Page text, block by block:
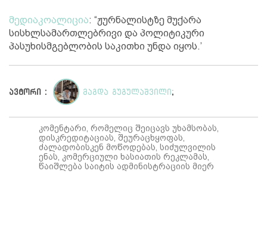
მედიაკოალიცია: “ჟურნალისტზე მუქარა
სისხლსამართლებრივი და პოლიტიკური
პასუხისმგებლობის საკითხი უნდა იყოს.’
ავტორი : მაგდა გუგულაშვილი ;
კომენტარი, რომელიც შეიცავს უხამსობას,
დისკრედიტაციას, შეურაცხყოფას,
ძალადობისკენ მოწოდებას, სიძულვილის
ენას, კომერციული ხასიათის რეკლამას,
წაიშლება საიტის ადმინისტრაციის მიერ